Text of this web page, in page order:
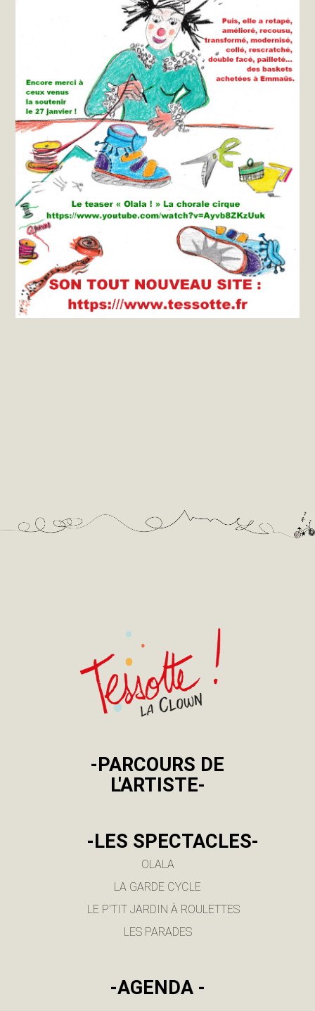
-PARCOURS DE
L'ARTISTE-
-LES SPECTACLES-
OLALA
LA GARDE CYCLE
LE P'TIT JARDIN À ROULETTES
LES PARADES
-AGENDA -